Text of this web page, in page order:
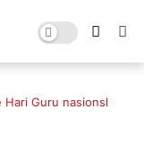
Hari Guru nasionsl